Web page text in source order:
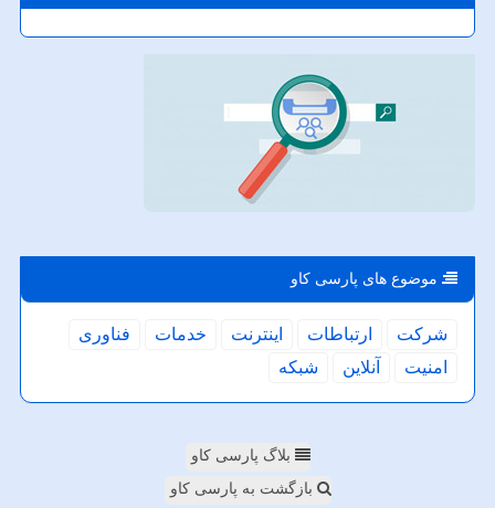
موضوع های پارسی كاو
شركت ارتباطات اینترنت خدمات
فناوری
امنیت
آنلاین شبكه
بلاگ پارسی کاو
بازگشت به پارسی کاو